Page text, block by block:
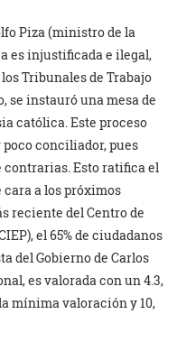
Piza (ministro de la
es injustificada e ilegal,
Tribunales de Trabajo
se instauró una mesa de
católica. Este proceso
conciliador, pues
contrarias. Esto ratifica el
a los próximos
reciente del Centro de
el 65% de ciudadanos
del Gobierno de Carlos
es valorada con un 4.3,
mínima valoración y 10,